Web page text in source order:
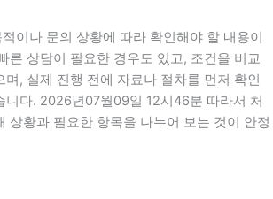
이나 문의 상황에 따라 확인해야 할 내용이
른 상담이 필요한 경우도 있고, 조건을 비교
, 실제 진행 전에 자료나 절차를 먼저 확인
니다. 2026년07월09일 12시46분 따라서 처
상황과 필요한 항목을 나누어 보는 것이 안정